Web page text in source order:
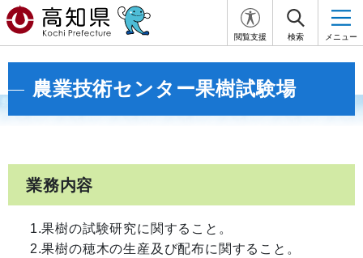
閲覧支援 検索 メニュー
農業技術センター果樹試験場
業務内容
1.果樹の試験研究に関すること。
2.果樹の穂木の生産及び配布に関すること。